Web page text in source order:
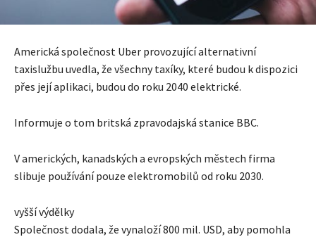
Americká společnost Uber provozující alternativní
taxislužbu uvedla, že všechny taxíky, které budou k dispozici
přes její aplikaci, budou do roku 2040 elektrické.
Informuje o tom britská zpravodajská stanice BBC.
V amerických, kanadských a evropských městech firma
slibuje používání pouze elektromobilů od roku 2030.
vyšší výdělky
Společnost dodala, že vynaloží 800 mil. USD, aby pomohla